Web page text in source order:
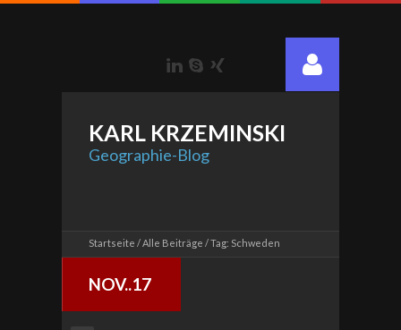
LinkedIn
Skype
KARL KRZEMINSKI
Geographie-Blog
Startseite Alle Beiträge Tag: Schweden
NOV..17